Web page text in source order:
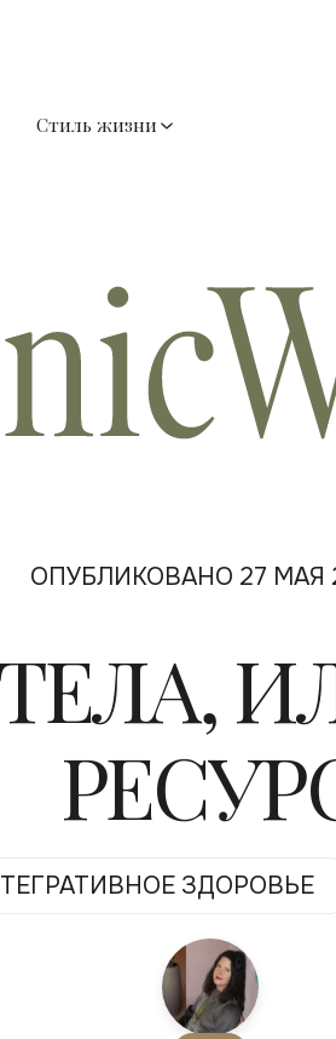
Стиль жизни
ОПУБЛИКОВАНО 27 МАЯ
ЗДОРОВЬЕ